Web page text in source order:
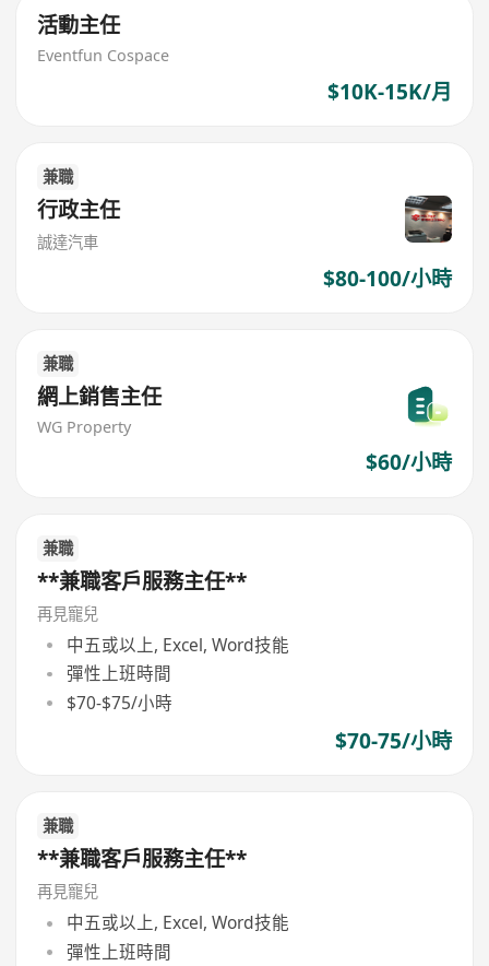
活動主任
Eventfun Cospace
$10K-15K/月
兼職
行政主任
誠達汽車
$80-100/小時
兼職
網上銷售主任
WG Property
$60/小時
兼職
**兼職客戶服務主任**
再見寵兒
中五或以上, Excel, Word技能
彈性上班時間
$70-$75/小時
$70-75/小時
兼職
**兼職客戶服務主任**
再見寵兒
中五或以上, Excel, Word技能
彈性上班時間